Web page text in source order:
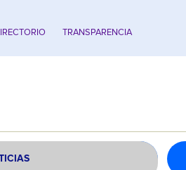
TRANSPARENCIA